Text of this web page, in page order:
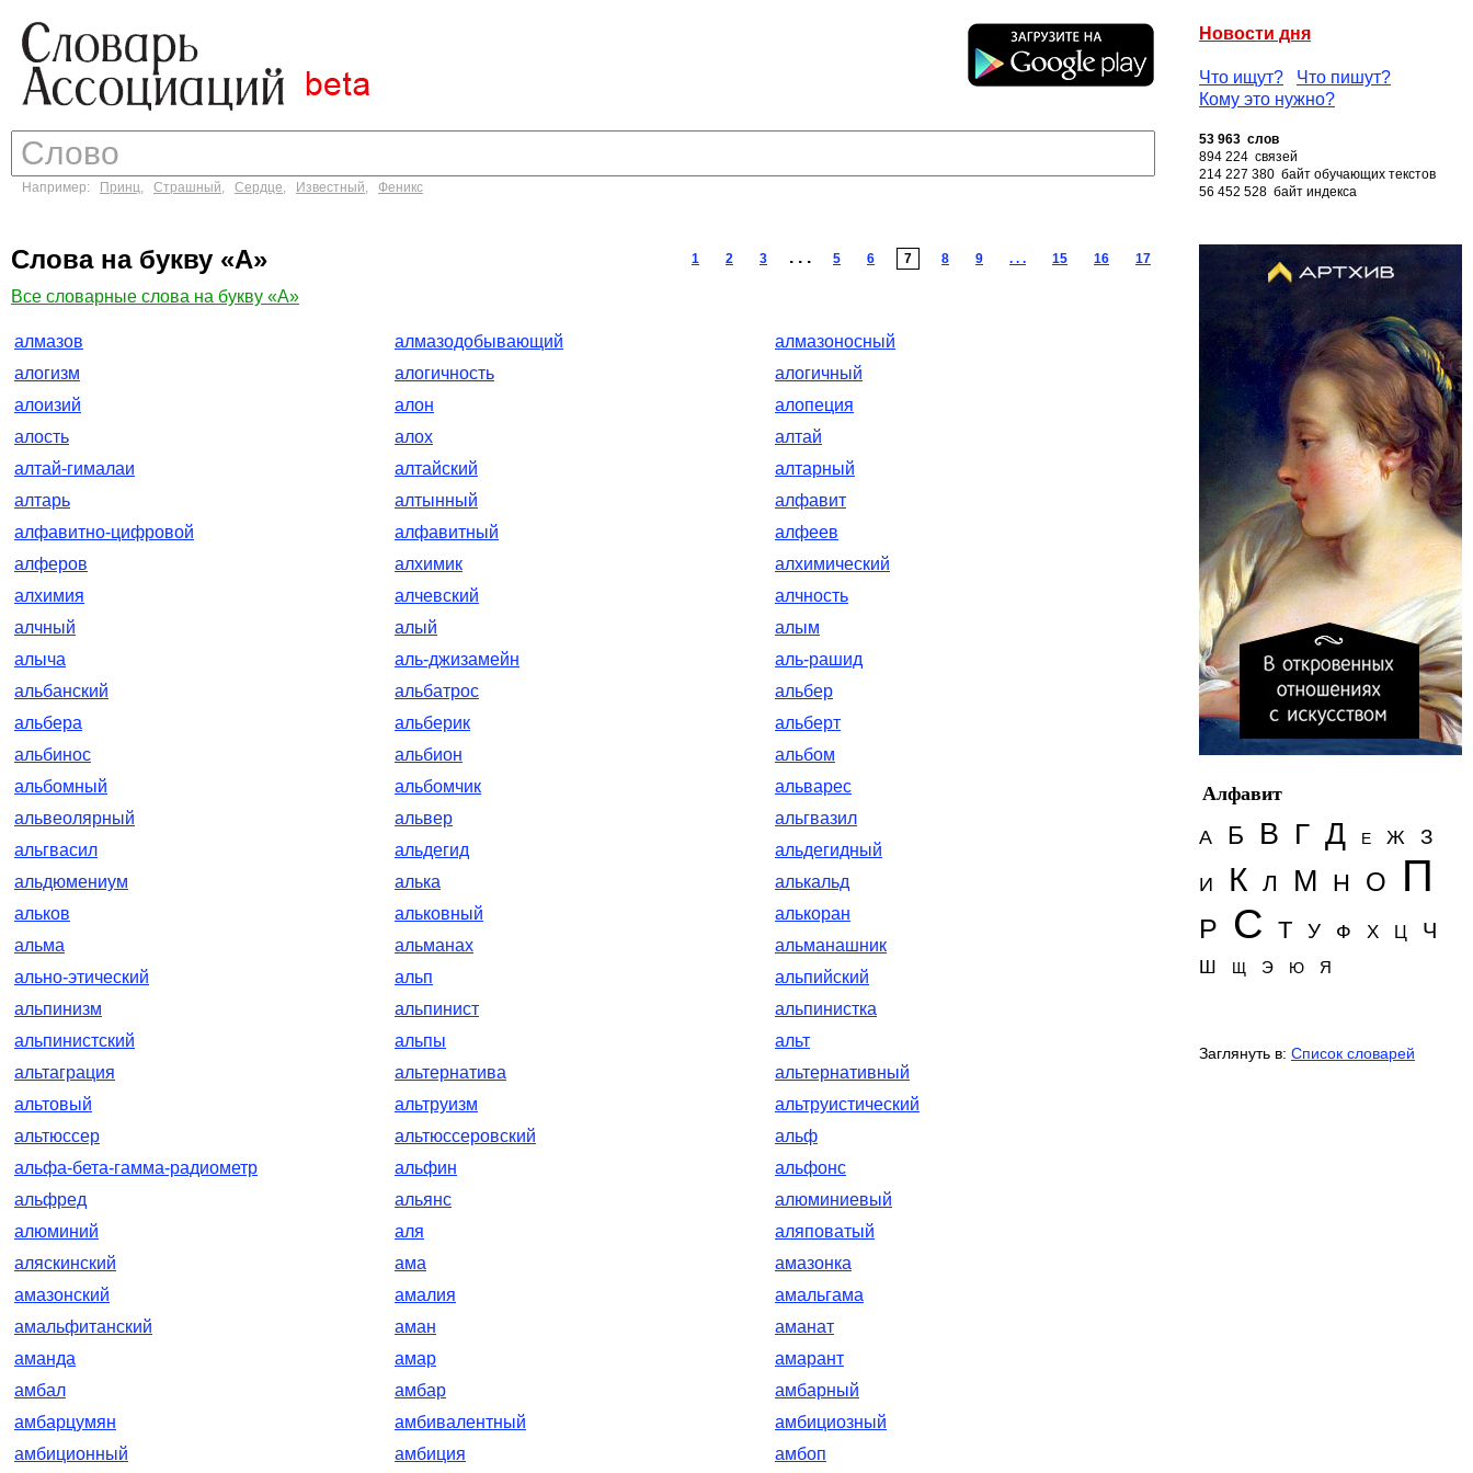
Новости дня
Что ищут?
Что пишут?
Кому это нужно?
Например: Принц, Страшный, Сердце, Известный, Феникс
53 963 слов
894 224 связей
214 227 380 байт обучающих текстов
56 452 528 байт индекса
Слова на букву «А» 1 2 3 . . . 5 6 7 8 9 . . . 15 16 17
Все словарные слова на букву «А»
алмазов алмазодобывающий
алмазоносный
алогизм
алогичность
алогичный
алоизий
алон
алопеция
алость
алох
алтай
алтай-гималаи
алтайский
алтарный
алтарь
алтынный
алфавит
алфавитно-цифровой
алфавитный
алфеев
алферов
алхимик
алхимический
алхимия
алчевский
алчность
алчный
алый
алым
алыча
аль-джизамейн
аль-рашид
альбанский
альбатрос
альбер
альбера
альберик
альберт
альбинос
альбион
альбом
альбомный
альбомчик
альварес
альвеолярный
альвер
альгвазил
альгвасил
альдегид
альдегидный
альдюмениум
алька
алькальд
альков
альковный
алькоран
альма
альманах
альманашник
ально-этический
альп
альпийский
альпинизм
альпинист
альпинистка
альпинистский
альпы
альт
альтаграция
альтернатива
альтернативный
альтовый
альтруизм
альтруистический
альтюссер
альтюссеровский
альф
альфа-бета-гамма-радиометр
альфин
альфонс
альфред
альянс
алюминиевый
алюминий
аля
аляповатый
аляскинский
ама
амазонка
амазонский
амалия
амальгама
амальфитанский
аман
аманат
аманда
амар
амарант
амбал
амбар
амбарный
амбарцумян
амбивалентный
амбициозный
амбиционный
амбиция амбоп
Алфавит
А
Б В Г Д Е Ж З
И К Л М Н О П
Р С Т У Ф Х Ц Ч
Ш Щ Э Ю Я
Заглянуть в: Список словарей